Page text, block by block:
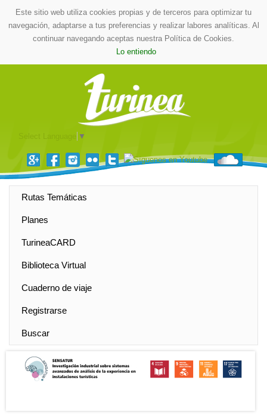
Este sitio web utiliza cookies propias y de terceros para optimizar tu
navegación, adaptarse a tus preferencias y realizar labores analíticas. Al
continuar navegando aceptas nuestra Política de Cookies.
Lo entiendo
▼
Rutas Temáticas
Planes
TurineaCARD
Biblioteca Virtual
Cuaderno de viaje
Registrarse
Buscar